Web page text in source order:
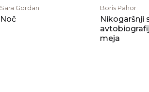
Sara Gordan
Noč
Boris Pahor
Nikogaršnji
meja